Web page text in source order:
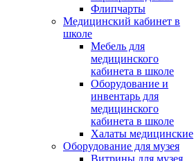
Флипчарты
Медицинский кабинет в
школе
Мебель для
медицинского
кабинета в школе
Оборудование и
инвентарь для
медицинского
кабинета в школе
Халаты медицинские
Оборудование для музея
Витрины для музея